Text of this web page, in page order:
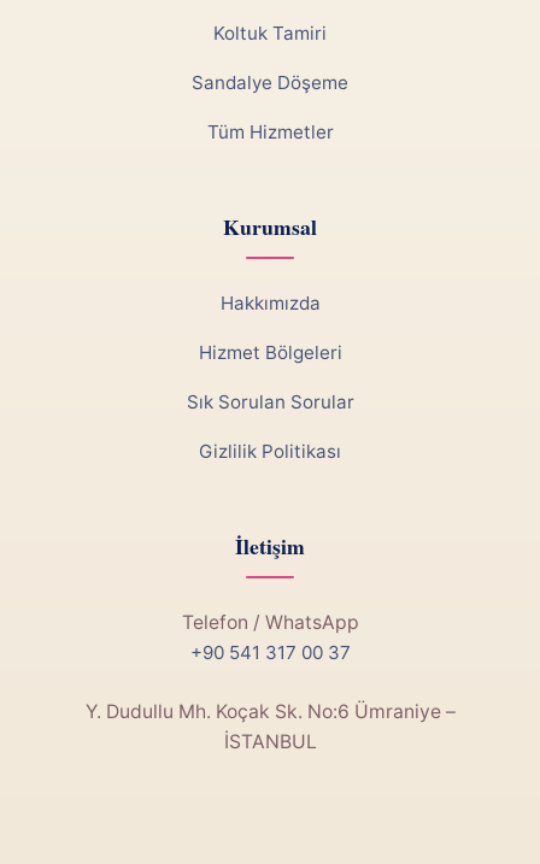
Koltuk Tamiri
Sandalye Döşeme
Tüm Hizmetler
Kurumsal
Hakkımızda
Hizmet Bölgeleri
Sık Sorulan Sorular
Gizlilik Politikası
İletişim
Telefon / WhatsApp
+90 541 317 00 37
Y. Dudullu Mh. Koçak Sk. No:6 Ümraniye –
İSTANBUL